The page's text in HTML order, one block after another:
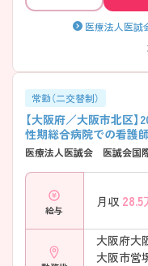
医療法人医
常勤（二交替制）
【大阪府／大阪市北区
性期総合病院での看護
医療法人医誠会 医誠会国
給与
月収 28.5
大阪府大
大阪市営